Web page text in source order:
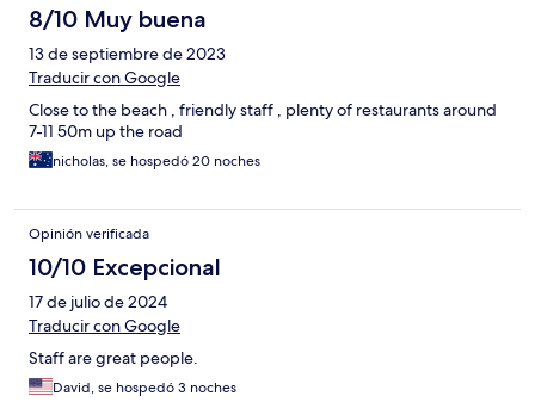
8/10 Muy buena
13 de septiembre de 2023
Traducir con Google
Close to the beach , friendly staff , plenty of restaurants around
7-11 50m up the road
nicholas, se hospedó 20 noches
Opinión verificada
10/10 Excepcional
17 de julio de 2024
Traducir con Google
Staff are great people.
David, se hospedó 3 noches